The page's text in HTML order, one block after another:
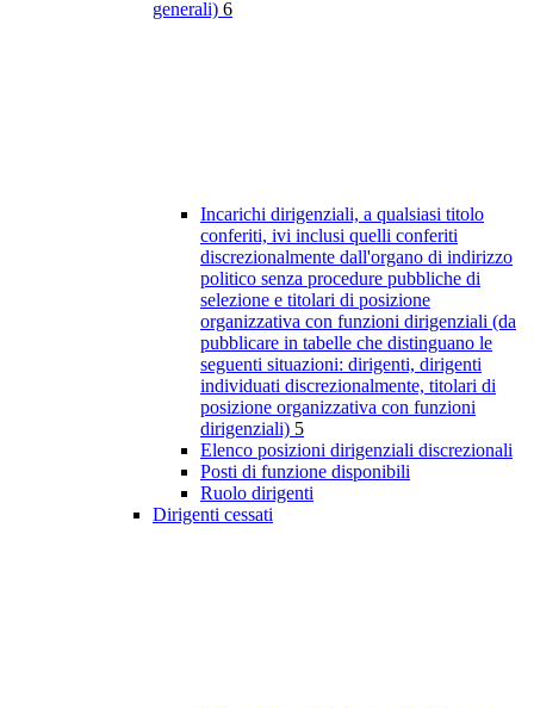
generali) 6
Incarichi dirigenziali, a qualsiasi titolo
conferiti, ivi inclusi quelli conferiti
discrezionalmente dall'organo di indirizzo
politico senza procedure pubbliche di
selezione e titolari di posizione
organizzativa con funzioni dirigenziali (da
pubblicare in tabelle che distinguano le
seguenti situazioni: dirigenti, dirigenti
individuati discrezionalmente, titolari di
posizione organizzativa con funzioni
dirigenziali) 5
Elenco posizioni dirigenziali discrezionali
Posti di funzione disponibili
Ruolo dirigenti
Dirigenti cessati